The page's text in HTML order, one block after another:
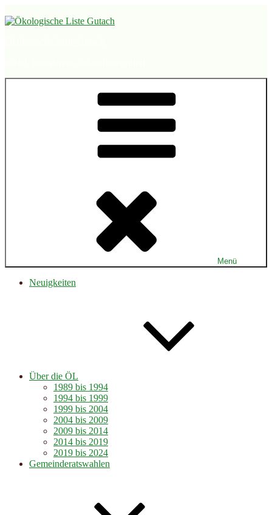
Inhalt
Menü
Neuigkeiten
Über die ÖL
1989 bis 1994
1994 bis 1999
1999 bis 2004
2004 bis 2009
2009 bis 2014
2014 bis 2019
2019 bis 2024
Gemeinderatswahlen